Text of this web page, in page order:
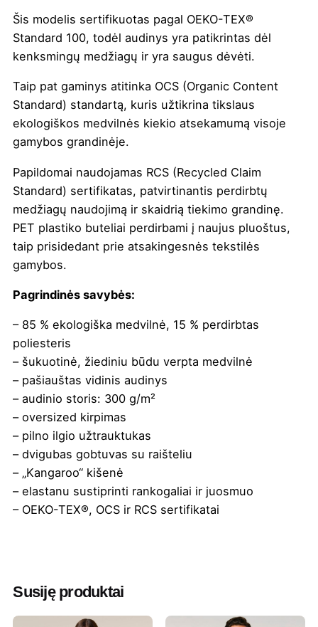
Šis modelis sertifikuotas pagal OEKO-TEX®
Standard 100, todėl audinys yra patikrintas dėl
kenksmingų medžiagų ir yra saugus dėvėti.
Taip pat gaminys atitinka OCS (Organic Content
Standard) standartą, kuris užtikrina tikslaus
ekologiškos medvilnės kiekio atsekamumą visoje
gamybos grandinėje.
Papildomai naudojamas RCS (Recycled Claim
Standard) sertifikatas, patvirtinantis perdirbtų
medžiagų naudojimą ir skaidrią tiekimo grandinę.
PET plastiko buteliai perdirbami į naujus pluoštus,
taip prisidedant prie atsakingesnės tekstilės
gamybos.
Pagrindinės savybės:
– 85 % ekologiška medvilnė, 15 % perdirbtas
poliesteris
– šukuotinė, žiediniu būdu verpta medvilnė
– pašiauštas vidinis audinys
– audinio storis: 300 g/m²
– oversized kirpimas
– pilno ilgio užtrauktukas
– dvigubas gobtuvas su raišteliu
– „Kangaroo“ kišenė
– elastanu sustiprinti rankogaliai ir juosmuo
– OEKO-TEX®, OCS ir RCS sertifikatai
Tamsiai violetinė
Minimalus
15 vnt
Susiję produktai